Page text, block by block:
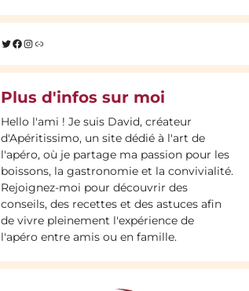
Twitter
Facebook
Instagram
Lien
Plus d'infos sur moi
Hello l'ami ! Je suis David, créateur
d'Apéritissimo, un site dédié à l'art de
l'apéro, où je partage ma passion pour les
boissons, la gastronomie et la convivialité.
Rejoignez-moi pour découvrir des
conseils, des recettes et des astuces afin
de vivre pleinement l'expérience de
l'apéro entre amis ou en famille.